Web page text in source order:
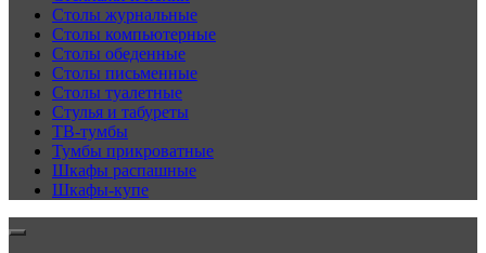
Столы журнальные
Столы компьютерные
Столы обеденные
Столы письменные
Столы туалетные
Стулья и табуреты
ТВ-тумбы
Тумбы прикроватные
Шкафы распашные
Шкафы-купе